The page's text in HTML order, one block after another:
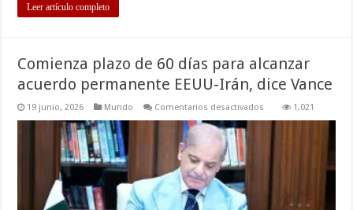
Leer artículo completo
Comienza plazo de 60 días para alcanzar
acuerdo permanente EEUU-Irán, dice Vance
19 junio, 2026 Mundo Comentarios desactivados 1,021